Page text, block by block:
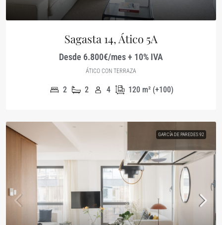
Sagasta 14, Ático 5A
Desde 6.800€/mes + 10% IVA
ÁTICO CON TERRAZA
2 2 4 120 m² (+100)
GARCÍA DE PAREDES 92